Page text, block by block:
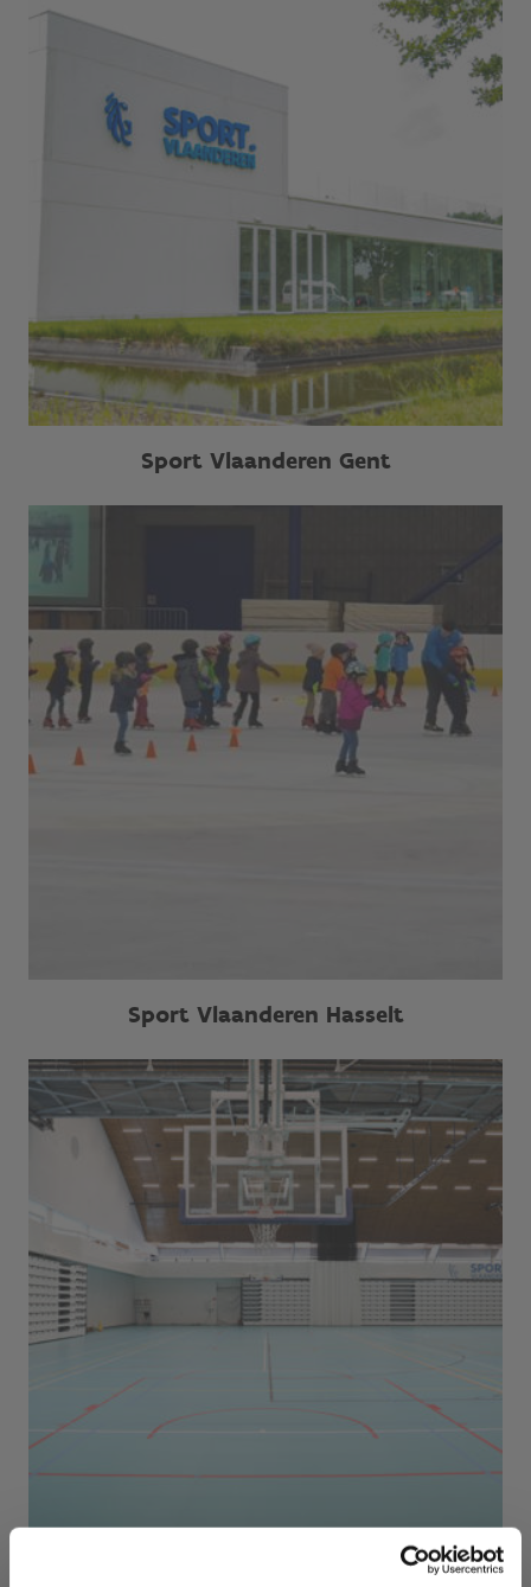
Sport Vlaanderen Gent
Sport Vlaanderen Hasselt
Sport Vlaanderen Herentals